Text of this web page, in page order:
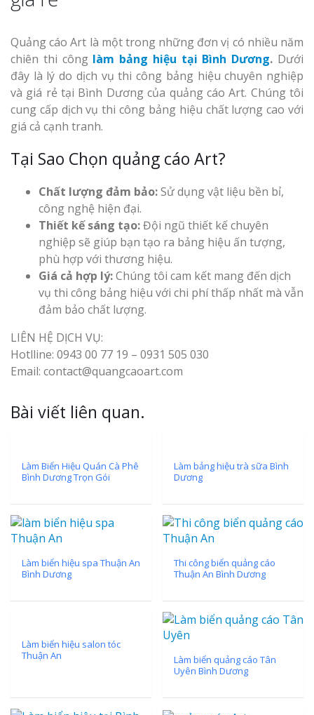
Quảng cáo Art là một trong những đơn vị có nhiều năm
chiên thi cônglàm bảng hiệu tại Bình Dương. Dưới
đây là lý do dịch vụ thi công bảng hiệu chuyên nghiệp
và giá rẻ tại Bình Dương của quảng cáo Art. Chúng tôi
cung cấp dịch vụ thi công bảng hiệu chất lượng cao với
giá cả cạnh tranh.
Tại Sao Chọn quảng cáo Art?
Chất lượng đảm bảo:Sử dụng vật liệu bền bỉ,
công nghệ hiện đại.
Thiết kế sáng tạo:Đội ngũ thiết kế chuyên
nghiệp sẽ giúp bạn tạo ra bảng hiệu ấn tượng,
phù hợp với thương hiệu.
Giá cả hợp lý:Chúng tôi cam kết mang đến dịch
vụ thi công bảng hiệu với chi phí thấp nhất mà vẫn
đảm bảo chất lượng.
LIÊN HỆ DỊCH VỤ:
Hotlline: 0943 00 77 19 – 0931 505 030
Email: contact@quangcaoart.com
Bài viết liên quan.
Làm Biển Hiệu Quán Cà Phê
Bình Dương Trọn Gói
Làm bảng hiệu trà sữa Bình
Dương
Làm biển hiệu spa Thuận An
Bình Dương
Thi công biển quảng cáo
Thuận An Bình Dương
Làm biển hiệu salon tóc
Thuận An
Làm biển quảng cáo Tân
Uyên Bình Dương